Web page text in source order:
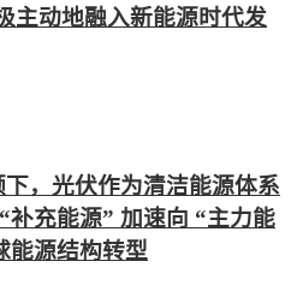
主动地融入新能源时代发
，光伏作为清洁能源体系
补充能源” 加速向 “主力能
能源结构转型